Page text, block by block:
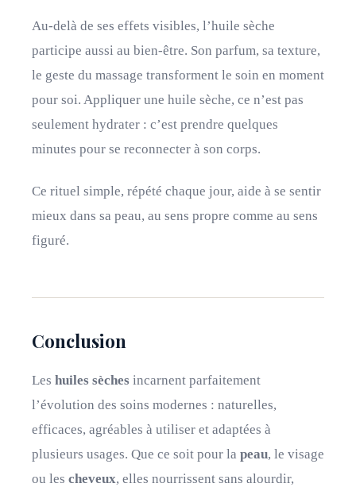
Au-delà de ses effets visibles, l’huile sèche
participe aussi au bien-être. Son parfum, sa texture,
le geste du massage transforment le soin en moment
pour soi. Appliquer une huile sèche, ce n’est pas
seulement hydrater : c’est prendre quelques
minutes pour se reconnecter à son corps.
Ce rituel simple, répété chaque jour, aide à se sentir
mieux dans sa peau, au sens propre comme au sens
figuré.
Conclusion
Les huiles sèches incarnent parfaitement
l’évolution des soins modernes : naturelles,
efficaces, agréables à utiliser et adaptées à
plusieurs usages. Que ce soit pour la peau, le visage
ou les cheveux, elles nourrissent sans alourdir,